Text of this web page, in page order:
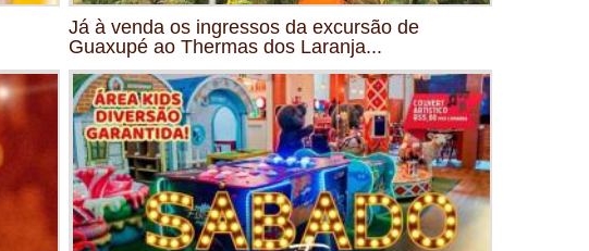
Já à venda os ingressos da excursão de
Guaxupé ao Thermas dos Laranja...